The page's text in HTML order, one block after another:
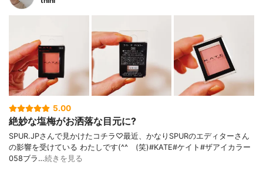
5.00
絶妙な塩梅がお洒落な目元に?
SPUR.JPさんで見かけたコチラ♡最近、かなりSPURのエディターさん
の影響を受けている わたしです(^^ゞ(笑)#KATE#ケイト#ザアイカラー
058ブラ…続きを見る